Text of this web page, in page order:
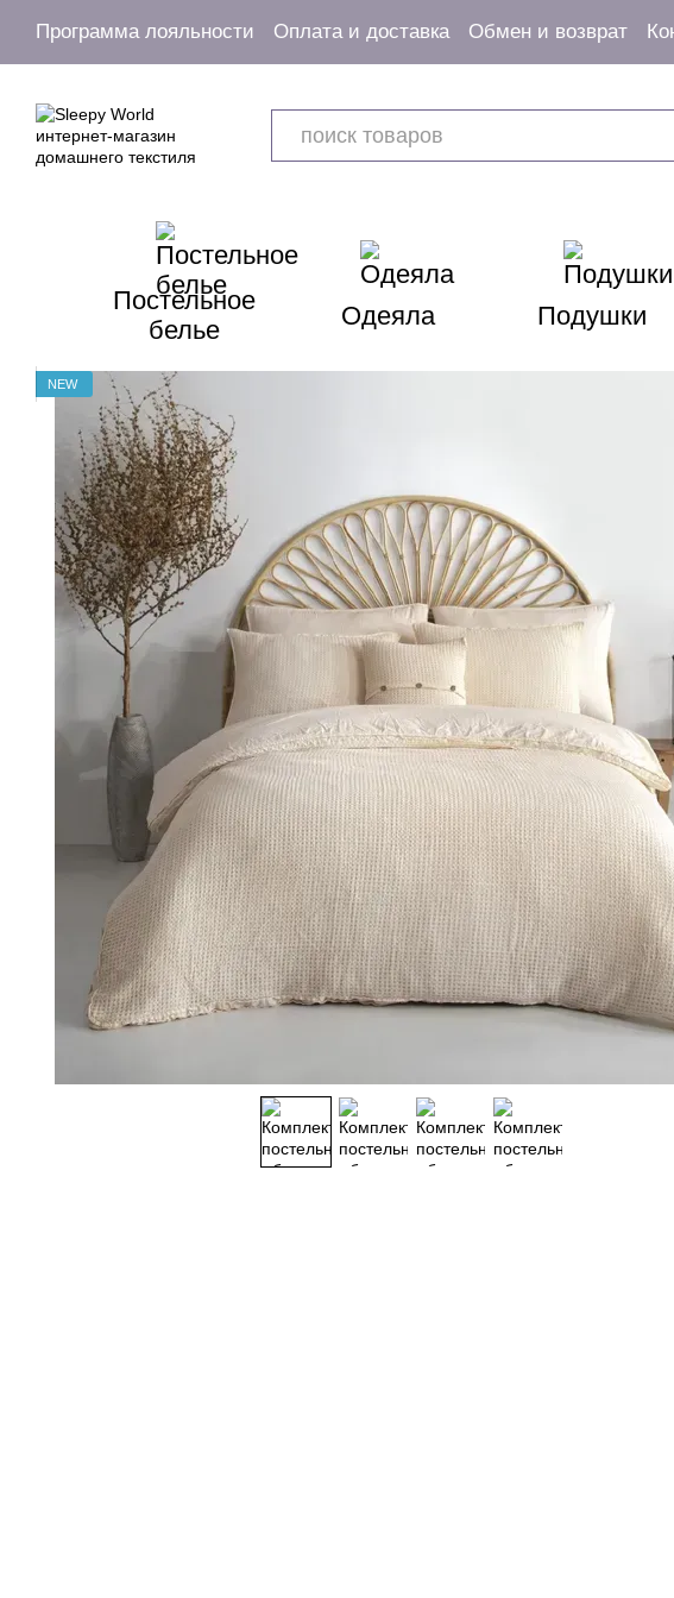
Программа лояльности Оплата и доставка Обмен и возврат
Пользовательское соглашение
Постельное
белье
Одеяла Подушки
NEW